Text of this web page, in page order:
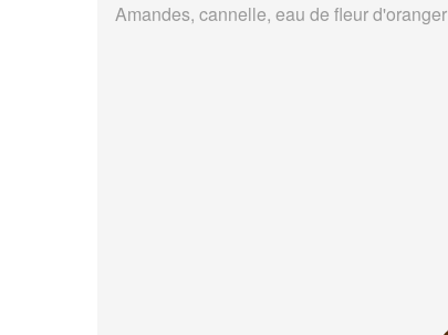
Amandes, cannelle, eau de fleur d'oranger